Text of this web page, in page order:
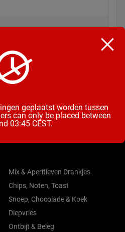
Mix & Aperitieven Drankjes
Chips, Noten, Toast
Snoep, Chocolade & Koek
Diepvries
Ontbijt & Beleg
geplaatst worden tussen
can only be placed between
03:45 CEST.